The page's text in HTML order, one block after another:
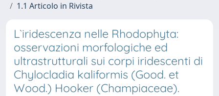
1.1 Articolo in Rivista
L`iridescenza nelle Rhodophyta:
osservazioni morfologiche ed
ultrastrutturali sui corpi iridescenti di
Chylocladia kaliformis (Good. et
Wood.) Hooker (Champiaceae).